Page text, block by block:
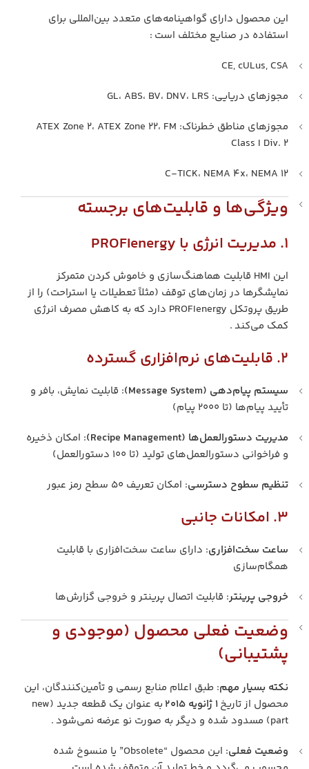
این محصول دارای گواهینامه‌های متعدد بین‌المللی برای
استفاده در صنایع مختلف است :
CE, cULus, CSA
مجوزهای دریایی: GL، ABS، BV، DNV، LRS
مجوزهای مناطق خطرناک: ATEX Zone 2، ATEX Zone 22، FM
Class I Div. 2
C-TICK، NEMA 4x، NEMA 12
ویژگی‌ها و قابلیت‌های برجسته
۱. مدیریت انرژی با PROFIenergy
این HMI قابلیت هماهنگ‌سازی و خاموش کردن متمرکز
نمایشگرها در زمان‌های توقف (مثلاً تعطیلات یا استراحت) را از
طریق پروتکل PROFIenergy دارد که به کاهش مصرف انرژی
کمک می‌کند .
۲. قابلیت‌های نرم‌افزاری گسترده
سیستم پیام‌دهی (Message System)
: قابلیت نمایش، بافر و
تأیید پیام‌ها (تا ۲۰۰۰ پیام)
مدیریت دستورالعمل‌ها (Recipe Management)
: امکان ذخیره
و فراخوانی دستورالعمل‌های تولید (تا ۱۰۰ دستورالعمل)
تنظیم سطوح دسترسی: امکان تعریف ۵۰ سطح رمز عبور
۳. امکانات جانبی
ساعت سخت‌افزاری: دارای ساعت سخت‌افزاری با قابلیت
همگام‌سازی
خروجی پرینتر: قابلیت اتصال پرینتر و خروجی گزارش‌ها
وضعیت فعلی محصول (موجودی و
پشتیبانی)
نکته بسیار مهم: طبق اعلام منابع رسمی و تأمین‌کنندگان، این
محصول از تاریخ۱ ژانویه ۲۰۱۵
به عنوان یک قطعه جدید (new
part) مسدود شده و دیگر به صورت نو عرضه نمی‌شود .
وضعیت فعلی
: این محصول “Obsolete” یا منسوخ شده